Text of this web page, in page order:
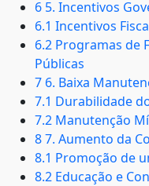
6 5. Incentivos
6.1 Incentivos
6.2 Programas de
Públicas
7 6. Baixa
7.1 Durabilidade
7.2 Manutenção
8 7. Aumento da
8.1 Promoção de
8.2 Educação e